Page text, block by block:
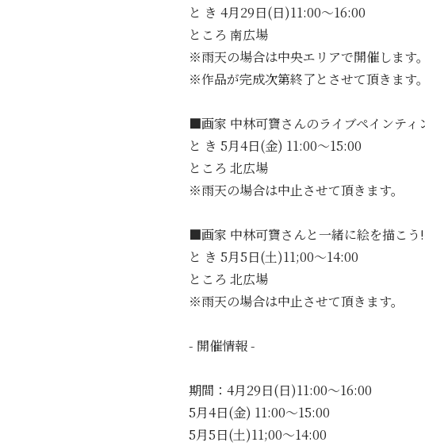
と き 4月29日(日)11:00～16:00
ところ 南広場
※雨天の場合は中央エリアで開催します。
※作品が完成次第終了とさせて頂きます。
■画家 中林可寶さんのライブペインティ
と き 5月4日(金) 11:00～15:00
ところ 北広場
※雨天の場合は中止させて頂きます。
■画家 中林可寶さんと一緒に絵を描こ
と き 5月5日(土)11;00～14:00
ところ 北広場
※雨天の場合は中止させて頂きます。
- 開催情報 -
期間：4月29日(日)11:00～16:00
5月4日(金) 11:00～15:00
5月5日(土)11;00～14:00